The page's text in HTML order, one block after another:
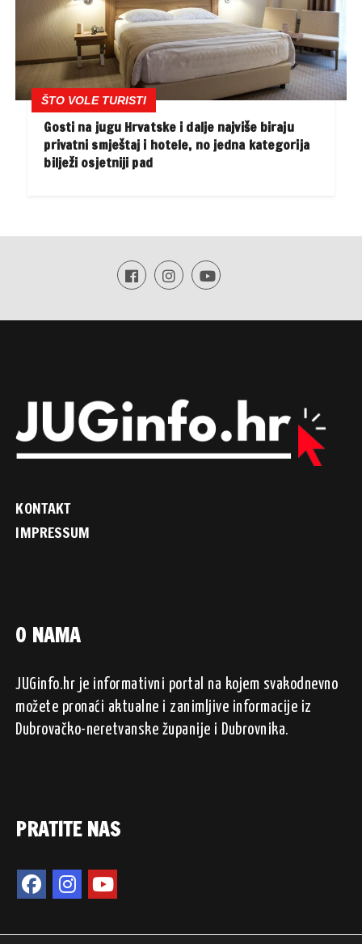
ŠTO VOLE TURISTI
Gosti na jugu Hrvatske i dalje najviše biraju
privatni smještaj i hotele, no jedna kategorija
bilježi osjetniji pad
KONTAKT
IMPRESSUM
O NAMA
JUGinfo.hr je informativni portal na kojem svakodnevno
možete pronaći aktualne i zanimljive informacije iz
Dubrovačko-neretvanske županije i Dubrovnika.
PRATITE NAS